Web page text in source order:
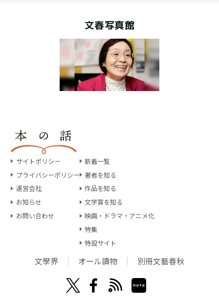
文春写真館
サイトポリシー
プライバシーポリシー
運営会社
お知らせ
お問い合わせ
新着一覧
著者を知る
作品を知る
文学賞を知る
映画・ドラマ・アニメ化
特集
特設サイト
文學界 オール讀物 別冊文藝春秋